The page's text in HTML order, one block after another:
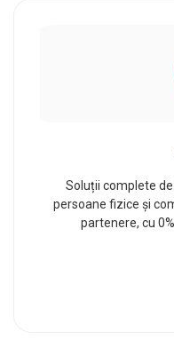
Soluții complete
persoane fizice și
partenere, cu